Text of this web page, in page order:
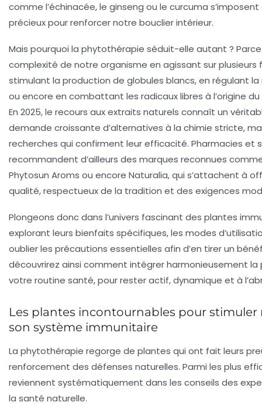
comme l’échinacée, le ginseng ou le curcuma
précieux pour renforcer notre bouclier intérieur.
Mais pourquoi la phytothérapie séduit-elle autant ? Parce
complexité de notre organisme en agissant sur plusieurs
stimulant la production de globules blancs, en régulant
ou encore en combattant les radicaux libres à l’origine
En 2025, le recours aux extraits naturels connaît un
demande croissante d’alternatives à la chimie stricte,
recherches qui confirment leur efficacité. Pharmacies et
recommandent d’ailleurs des marques reconnues
Phytosun Aroms ou encore Naturalia, qui s’attachent à
qualité, respectueux de la tradition et des exigences
Plongeons donc dans l’univers fascinant des plantes
explorant leurs bienfaits spécifiques, les modes
oublier les précautions essentielles afin d’en tirer un
découvrirez ainsi comment intégrer harmonieusement
votre routine santé, pour rester actif, dynamique et à
Les plantes incontournables pour
son système immunitaire
La phytothérapie regorge de plantes qui ont fait leurs
renforcement des défenses naturelles. Parmi les plus
reviennent systématiquement dans les conseils des
la santé naturelle.